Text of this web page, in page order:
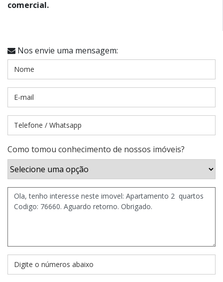
comercial.
Nos envie uma mensagem:
Como tomou conhecimento de nossos imóveis?